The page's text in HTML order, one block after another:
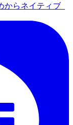
からネイティブ